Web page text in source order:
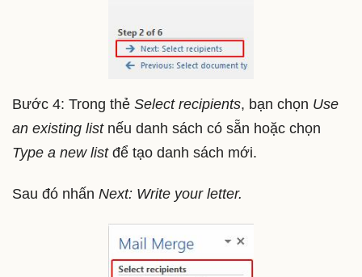
Bước 4: Trong thẻ Select recipients, bạn chọn Use
an existing listnếu danh sách có sẵn hoặc chọn
Type a new listđể tạo danh sách mới.
Sau đó nhấn Next: Write your letter.